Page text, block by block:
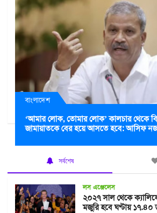
বাংলাদেশ
‘আমার লোক, তোমার লোক’ কালচার থেকে
জামায়াতকে বের হয়ে আসতে হবে: আসিফ
সর্বশেষ
লস এঞ্জেলেস
২০২৭ সাল থেকে
মজুরি হবে ঘণ্টায় ১৭.৪০